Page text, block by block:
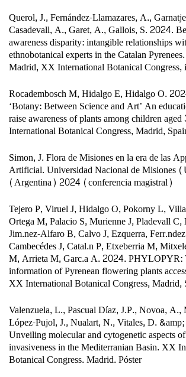
Querol, J., Fernández-Llamazares, A.,
Casadevall, A., Garet, A., Gallois, S. 2024.
awareness disparity: intangible relationships
ethnobotanical experts in the Catalan
Madrid, XX International Botanical Congress,
Rocadembosch M, Hidalgo E, Hidalgo O.
‘Botany: Between Science and Art’ An
raise awareness of plants among children
International Botanical Congress, Madrid,
Simon, J. Flora de Misiones en la era de las
Artificial. Universidad Nacional de Misiones
(Argentina) 2024 (conferencia magistral)
Tejero P, Viruel J, Hidalgo O, Pokorny L,
Ortega M, Palacio S, Murienne J, Pladevall
Jim.nez-Alfaro B, Calvo J, Ezquerra,
Cambecédes J, Catal.n P, Etxeberria M,
M, Arrieta M, Garc.a A. 2024. PHYLOPYR:
information of Pyrenean flowering plants
XX International Botanical Congress, Madrid,
Valenzuela, L., Pascual Díaz, J.P., Novoa,
López-Pujol, J., Nualart, N., Vitales, D.
Unveiling molecular and cytogenetic aspects
invasiveness in the Mediterranian Basin. XX
Botanical Congress. Madrid. Póster